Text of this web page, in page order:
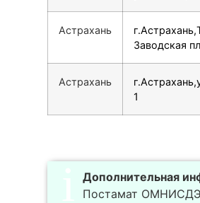
Астрахань
Заводская
Астрахань
1
Дополнительная
Постамат